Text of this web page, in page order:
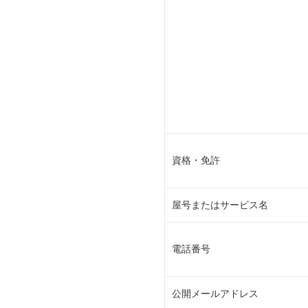
資格・免許
屋号またはサービス名
電話番号
公開メールアドレス